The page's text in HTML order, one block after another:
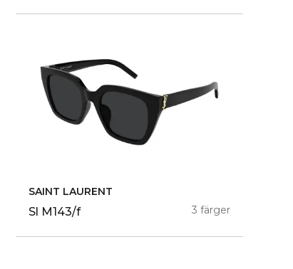
SAINT LAURENT
Sl M143/f 3 färger